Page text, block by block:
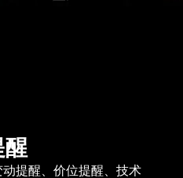
醒
提醒、价位提醒、技术